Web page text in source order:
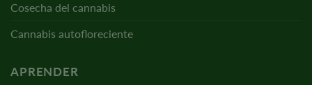
Cosecha del cannabis
Cannabis autofloreciente
APRENDER